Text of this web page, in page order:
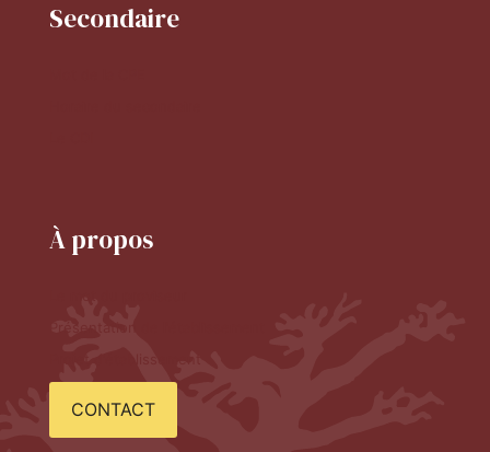
Secondaire
À propos
CONTACT